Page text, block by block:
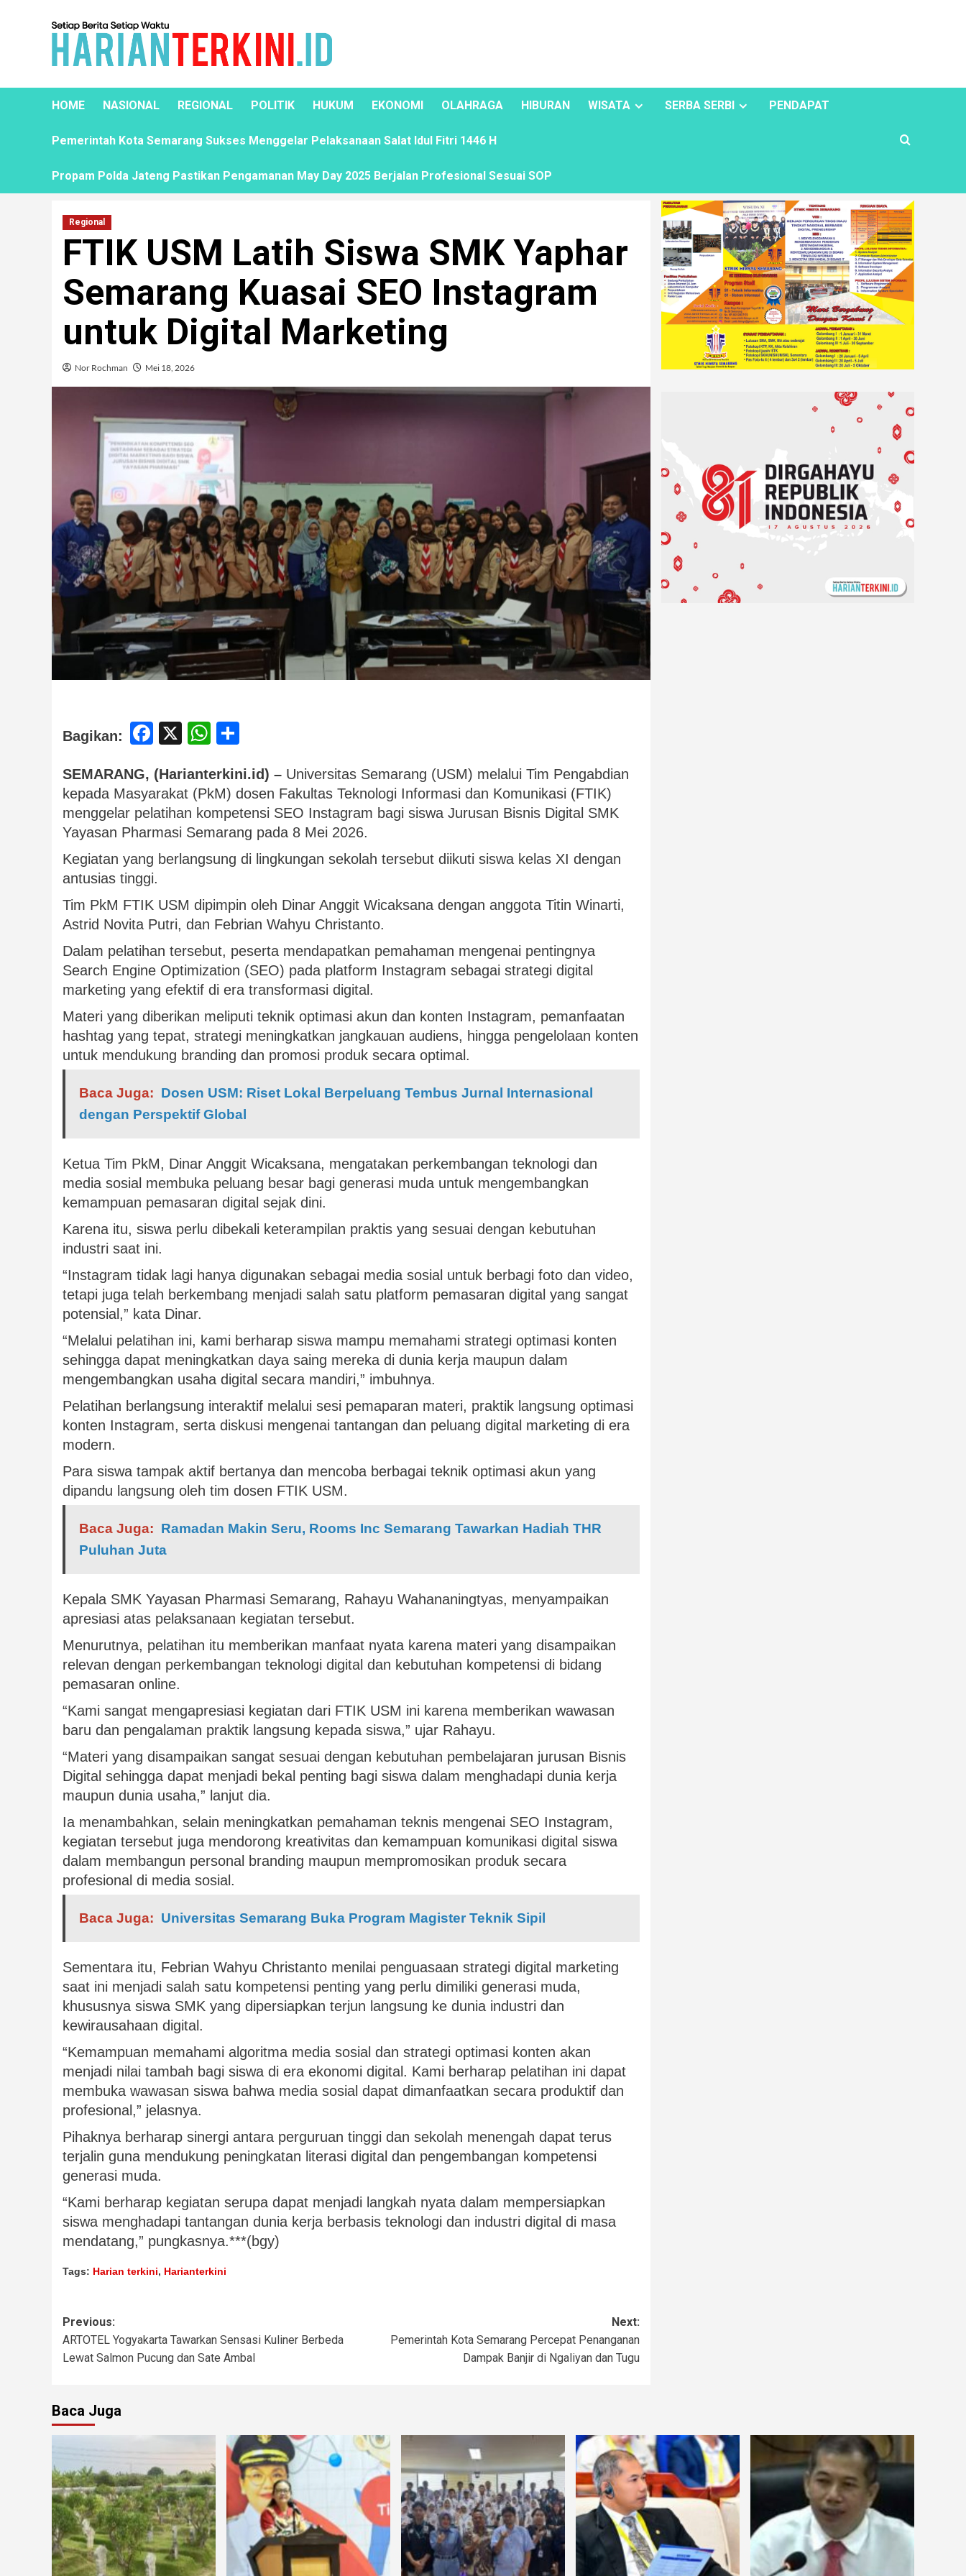
HOME NASIONAL REGIONAL POLITIK HUKUM EKONOMI OLAHRAGA HIBURAN WISATA SERBA SERBI PENDAPAT
Pemerintah Kota Semarang Sukses Menggelar Pelaksanaan Salat Idul Fitri 1446 H
Propam Polda Jateng Pastikan Pengamanan May Day 2025 Berjalan Profesional Sesuai SOP
Regional
FTIK USM Latih Siswa SMK Yaphar
Semarang Kuasai SEO Instagram
untuk Digital Marketing
Nor Rochman Mei 18, 2026
Bagikan: Facebook
X WhatsApp
SEMARANG, (Harianterkini.id) – Universitas Semarang (USM) melalui Tim Pengabdian
kepada Masyarakat (PkM) dosen Fakultas Teknologi Informasi dan Komunikasi (FTIK)
menggelar pelatihan kompetensi SEO Instagram bagi siswa Jurusan Bisnis Digital SMK
Yayasan Pharmasi Semarang pada 8 Mei 2026.
Kegiatan yang berlangsung di lingkungan sekolah tersebut diikuti siswa kelas XI dengan
antusias tinggi.
Tim PkM FTIK USM dipimpin oleh Dinar Anggit Wicaksana dengan anggota Titin Winarti,
Astrid Novita Putri, dan Febrian Wahyu Christanto.
Dalam pelatihan tersebut, peserta mendapatkan pemahaman mengenai pentingnya
Search Engine Optimization (SEO) pada platform Instagram sebagai strategi digital
marketing yang efektif di era transformasi digital.
Materi yang diberikan meliputi teknik optimasi akun dan konten Instagram, pemanfaatan
hashtag yang tepat, strategi meningkatkan jangkauan audiens, hingga pengelolaan konten
untuk mendukung branding dan promosi produk secara optimal.
Baca Juga: Dosen USM: Riset Lokal Berpeluang Tembus Jurnal Internasional
dengan Perspektif Global
Ketua Tim PkM, Dinar Anggit Wicaksana, mengatakan perkembangan teknologi dan
media sosial membuka peluang besar bagi generasi muda untuk mengembangkan
kemampuan pemasaran digital sejak dini.
Karena itu, siswa perlu dibekali keterampilan praktis yang sesuai dengan kebutuhan
industri saat ini.
“Instagram tidak lagi hanya digunakan sebagai media sosial untuk berbagi foto dan video,
tetapi juga telah berkembang menjadi salah satu platform pemasaran digital yang sangat
potensial,” kata Dinar.
“Melalui pelatihan ini, kami berharap siswa mampu memahami strategi optimasi konten
sehingga dapat meningkatkan daya saing mereka di dunia kerja maupun dalam
mengembangkan usaha digital secara mandiri,” imbuhnya.
Pelatihan berlangsung interaktif melalui sesi pemaparan materi, praktik langsung optimasi
konten Instagram, serta diskusi mengenai tantangan dan peluang digital marketing di era
modern.
Para siswa tampak aktif bertanya dan mencoba berbagai teknik optimasi akun yang
dipandu langsung oleh tim dosen FTIK USM.
Baca Juga: Ramadan Makin Seru, Rooms Inc Semarang Tawarkan Hadiah THR
Puluhan Juta
Kepala SMK Yayasan Pharmasi Semarang, Rahayu Wahananingtyas, menyampaikan
apresiasi atas pelaksanaan kegiatan tersebut.
Menurutnya, pelatihan itu memberikan manfaat nyata karena materi yang disampaikan
relevan dengan perkembangan teknologi digital dan kebutuhan kompetensi di bidang
pemasaran online.
“Kami sangat mengapresiasi kegiatan dari FTIK USM ini karena memberikan wawasan
baru dan pengalaman praktik langsung kepada siswa,” ujar Rahayu.
“Materi yang disampaikan sangat sesuai dengan kebutuhan pembelajaran jurusan Bisnis
Digital sehingga dapat menjadi bekal penting bagi siswa dalam menghadapi dunia kerja
maupun dunia usaha,” lanjut dia.
Ia menambahkan, selain meningkatkan pemahaman teknis mengenai SEO Instagram,
kegiatan tersebut juga mendorong kreativitas dan kemampuan komunikasi digital siswa
dalam membangun personal branding maupun mempromosikan produk secara
profesional di media sosial.
Baca Juga: Universitas Semarang Buka Program Magister Teknik Sipil
Sementara itu, Febrian Wahyu Christanto menilai penguasaan strategi digital marketing
saat ini menjadi salah satu kompetensi penting yang perlu dimiliki generasi muda,
khususnya siswa SMK yang dipersiapkan terjun langsung ke dunia industri dan
kewirausahaan digital.
“Kemampuan memahami algoritma media sosial dan strategi optimasi konten akan
menjadi nilai tambah bagi siswa di era ekonomi digital. Kami berharap pelatihan ini dapat
membuka wawasan siswa bahwa media sosial dapat dimanfaatkan secara produktif dan
profesional,” jelasnya.
Pihaknya berharap sinergi antara perguruan tinggi dan sekolah menengah dapat terus
terjalin guna mendukung peningkatan literasi digital dan pengembangan kompetensi
generasi muda.
“Kami berharap kegiatan serupa dapat menjadi langkah nyata dalam mempersiapkan
siswa menghadapi tantangan dunia kerja berbasis teknologi dan industri digital di masa
mendatang,” pungkasnya.***(bgy)
Tags: Harian terkini, Harianterkini
Previous:
ARTOTEL Yogyakarta Tawarkan Sensasi Kuliner Berbeda
Lewat Salmon Pucung dan Sate Ambal
Next:
Pemerintah Kota Semarang Percepat Penanganan
Dampak Banjir di Ngaliyan dan Tugu
Baca Juga